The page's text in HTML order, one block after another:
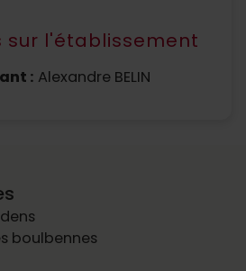
sur l'établissement
: Alexandre BELIN
boulbennes